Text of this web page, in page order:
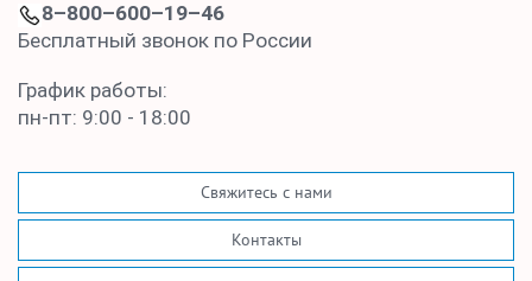
8–800–600–19–46
Бесплатный звонок по России
График работы:
пн-пт: 9:00 - 18:00
Свяжитесь с нами
Контакты